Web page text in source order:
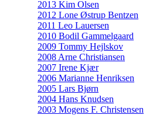
2013 Kim Olsen
2012 Lone Østrup Bentzen
2011 Leo Lauersen
2010 Bodil Gammelgaard
2009 Tommy Hejlskov
2008 Arne Christiansen
2007 Irene Kjær
2006 Marianne Henriksen
2005 Lars Bjørn
2004 Hans Knudsen
2003 Mogens F. Christensen